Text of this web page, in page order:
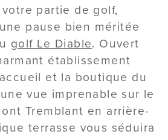
partie de golf,
pause bien méritée
golf Le Diable. Ouvert
établissement
et la boutique du
vue imprenable sur le
Tremblant en arrière-
terrasse vous séduira